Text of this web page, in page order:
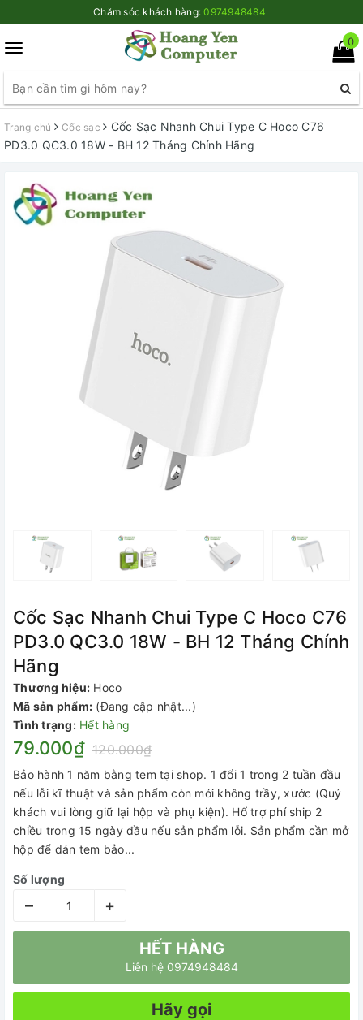
Chăm sóc khách hàng:0974948484
Toggle
0
Trang chủ Cốc sạc
Cốc Sạc Nhanh Chui Type C Hoco C76
PD3.0 QC3.0 18W - BH 12 Tháng Chính Hãng
Cốc Sạc Nhanh Chui Type C Hoco C76
PD3.0 QC3.0 18W - BH 12 Tháng Chính
Hãng
Thương hiệu: Hoco
Mã sản phẩm: (Đang cập nhật...)
Tình trạng: Hết hàng
79.000₫ 120.000₫
Bảo hành 1 năm bằng tem tại shop. 1 đổi 1 trong 2 tuần đầu
nếu lỗi kĩ thuật và sản phẩm còn mới không trầy, xước (Quý
khách vui lòng giữ lại hộp và phụ kiện). Hổ trợ phí ship 2
chiều trong 15 ngày đầu nếu sản phẩm lỗi. Sản phẩm cần mở
hộp để dán tem bảo...
Số lượng
– +
HẾT HÀNG
Liên hệ 0974948484
Hãy gọi